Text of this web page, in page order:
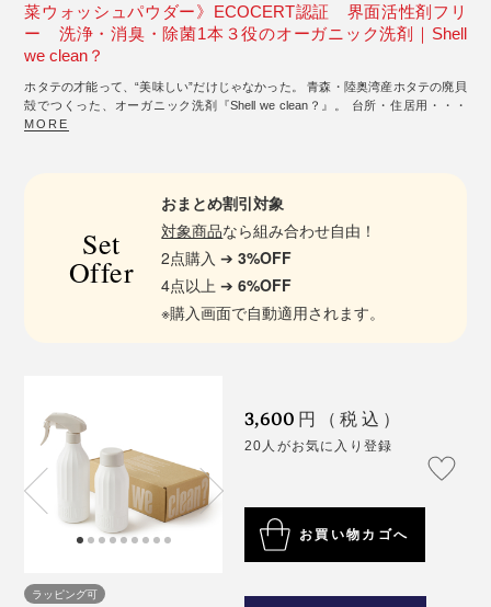
菜ウォッシュパウダー》ECOCERT認証 界面活性剤フリ
ー 洗浄・消臭・除菌1本３役のオーガニック洗剤｜Shell
we clean？
ホタテの才能って、“美味しい”だけじゃなかった。 青森・陸奥湾産ホタテの廃貝
殻でつくった、オーガニック洗剤『Shell we clean？』。 台所・住居用・・・
MORE
Set
Offer
おまとめ割引対象
対象商品なら組み合わせ自由！
2点購入 ➔3%OFF
4点以上 ➔6%OFF
※購入画面で自動適用されます。
ラッピング可
3,600 円（税込）
20人がお気に入り登録
お買い物カゴへ